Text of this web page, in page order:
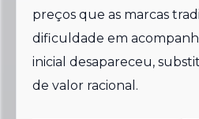
preços que as marcas
dificuldade em
inicial desapareceu,
de valor racional.